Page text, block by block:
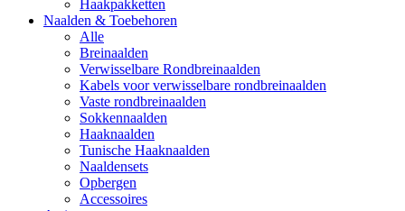
Haakpakketten
Naalden & Toebehoren
Alle
Breinaalden
Verwisselbare Rondbreinaalden
Kabels voor verwisselbare rondbreinaalden
Vaste rondbreinaalden
Sokkennaalden
Haaknaalden
Tunische Haaknaalden
Naaldensets
Opbergen
Accessoires